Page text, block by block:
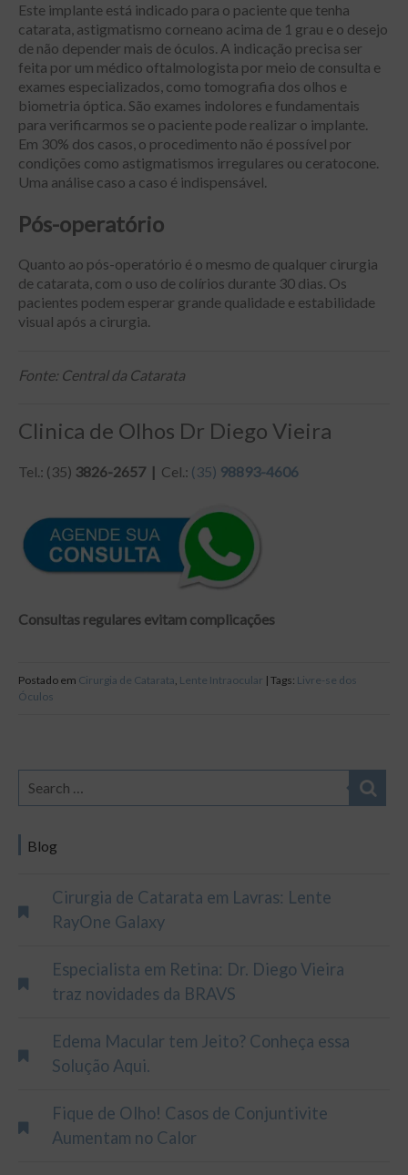
Blog
Cirurgia de Catarata em Lavras: Lente
RayOne Galaxy
Especialista em Retina: Dr. Diego Vieira
traz novidades da BRAVS
Edema Macular tem Jeito? Conheça essa
Solução Aqui.
Fique de Olho! Casos de Conjuntivite
Aumentam no Calor
Este implante está indicado para o paciente que tenha
catarata, astigmatismo corneano acima de 1 grau e o desejo
de não depender mais de óculos. A indicação precisa ser
feita por um médico oftalmologista por meio de consulta e
exames especializados, como tomografia dos olhos e
biometria óptica. São exames indolores e fundamentais
para verificarmos se o paciente pode realizar o implante.
Em 30% dos casos, o procedimento não é possível por
condições como astigmatismos irregulares ou ceratocone.
Uma análise caso a caso é indispensável.
Pós-operatório
Quanto ao pós-operatório é o mesmo de qualquer cirurgia
de catarata, com o uso de colírios durante 30 dias. Os
pacientes podem esperar grande qualidade e estabilidade
visual após a cirurgia.
Fonte: Central da Catarata
Clinica de Olhos Dr Diego Vieira
Tel.: (35) 3826-2657 | Cel.: (35) 98893-4606
Consultas regulares evitam complicações
Postado em Cirurgia de Catarata Lente Intraocular | Tags: Livre-se dos
Óculos